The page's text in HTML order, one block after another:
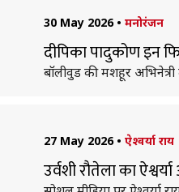
30 May 2026 • मनोरंजन
दीपिका पादुकोण इन
बॉलीवुड की मशहूर अभिनेत्री
27 May 2026 • ऐश्वर्या राय
उर्वशी रौतेला का